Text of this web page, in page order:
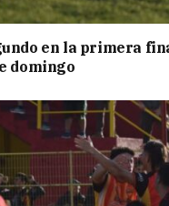
en la primera
domingo